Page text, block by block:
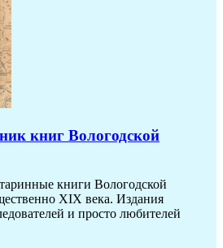
книг Вологодской
книги Вологодской
XIX века. Издания
и просто любителей